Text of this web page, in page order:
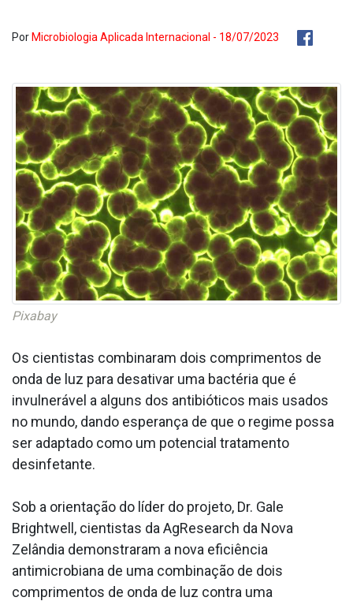
Por Microbiologia Aplicada Internacional - 18/07/2023
Pixabay
Os cientistas combinaram dois comprimentos de
onda de luz para desativar uma bactéria que é
invulnerável a alguns dos antibióticos mais usados
no mundo, dando esperança de que o regime possa
ser adaptado como um potencial tratamento
desinfetante.
Sob a orientação do líder do projeto, Dr. Gale
Brightwell, cientistas da AgResearch da Nova
Zelândia demonstraram a nova eficiência
antimicrobiana de uma combinação de dois
comprimentos de onda de luz contra uma